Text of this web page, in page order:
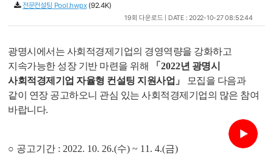
전문컨설팅 Pool.hwpx(92.4K)
19회 다운로드 | DATE : 2022-10-27 08:52:44
광명시에서는 사회적경제기업의 경영역량을 강화하고
지속가능한 성장 기반 마련을 위해
「 2022년 광명시
사회적경제기업 자율형 컨설팅 지원사업 」
모집을 다음과
같이 연장 공고하오니 관심 있는 사회적경제기업의 많은 참여
바랍니다.
○ 공고기간 : 2022. 10. 26.(수) ~ 11. 4.(금)